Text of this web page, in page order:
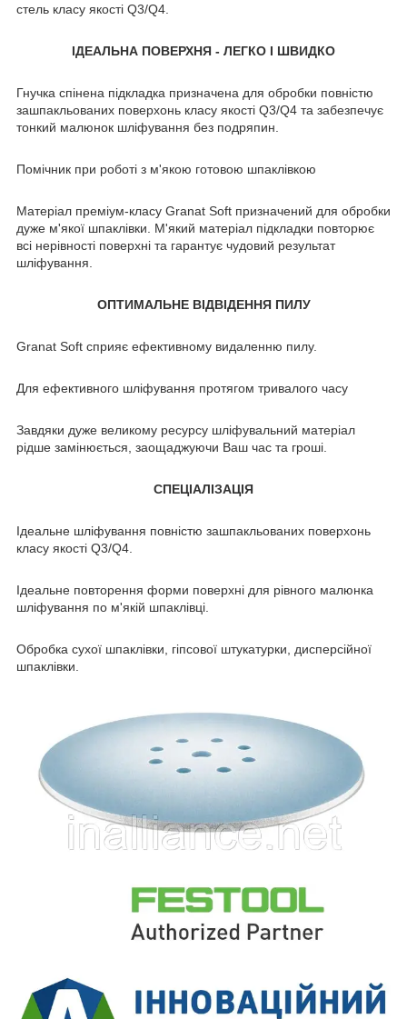
стель класу якості Q3/Q4.
ІДЕАЛЬНА ПОВЕРХНЯ - ЛЕГКО І ШВИДКО
Гнучка спінена підкладка призначена для обробки повністю
зашпакльованих поверхонь класу якості Q3/Q4 та забезпечує
тонкий малюнок шліфування без подряпин.
Помічник при роботі з м'якою готовою шпаклівкою
Матеріал преміум-класу Granat Soft призначений для обробки
дуже м'якої шпаклівки. М'який матеріал підкладки повторює
всі нерівності поверхні та гарантує чудовий результат
шліфування.
ОПТИМАЛЬНЕ ВІДВІДЕННЯ ПИЛУ
Granat Soft сприяє ефективному видаленню пилу.
Для ефективного шліфування протягом тривалого часу
Завдяки дуже великому ресурсу шліфувальний матеріал
рідше замінюється, заощаджуючи Ваш час та гроші.
СПЕЦІАЛІЗАЦІЯ
Ідеальне шліфування повністю зашпакльованих поверхонь
класу якості Q3/Q4.
Ідеальне повторення форми поверхні для рівного малюнка
шліфування по м'якій шпаклівці.
Обробка сухої шпаклівки, гіпсової штукатурки, дисперсійної
шпаклівки.